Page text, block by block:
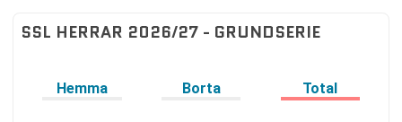
SSL HERRAR 2026/27 - GRUNDSERIE
Hemma Borta Total